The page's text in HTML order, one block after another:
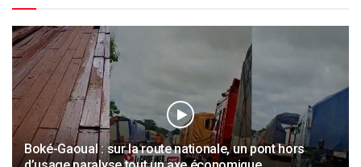
Boké-Gaoual : sur la route nationale, un pont hors